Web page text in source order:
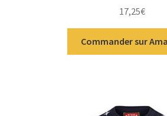
17,25€
Commander sur